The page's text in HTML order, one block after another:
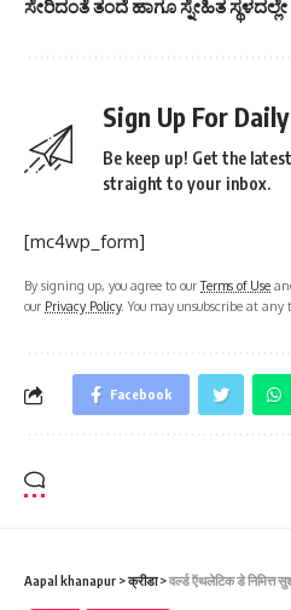
ಸೇರಿದಂತೆ ತಂದೆ ಹಾಗೂ ಸ್ನೇಹಿತ ಸ್ಥಳದಲ್ಲೇ
Sign Up For
Be keep up! Get the
straight to your inbox.
[mc4wp_form]
By signing up, you agree to ourTerms of Use
our Privacy Policy. You may unsubscribe at any
Facebook
Aapal khanapur >क्रीडा>वर्ल्ड ऍथलेटिक डे निमित्त सुशीलकुमार पाटीलची दमदार कामगिरी; दोन